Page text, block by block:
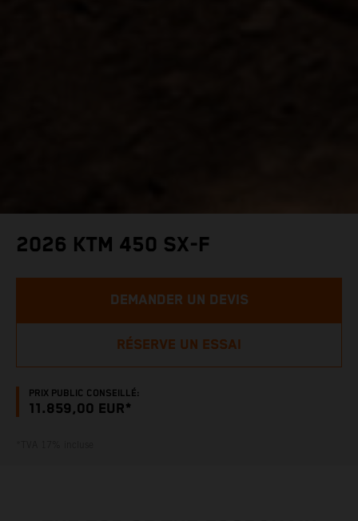
2026 KTM 450 SX-F
PRIX PUBLIC CONSEILLÉ:
11.859,00 EUR*
DEMANDER UN DEVIS
RÉSERVE UN ESSAI